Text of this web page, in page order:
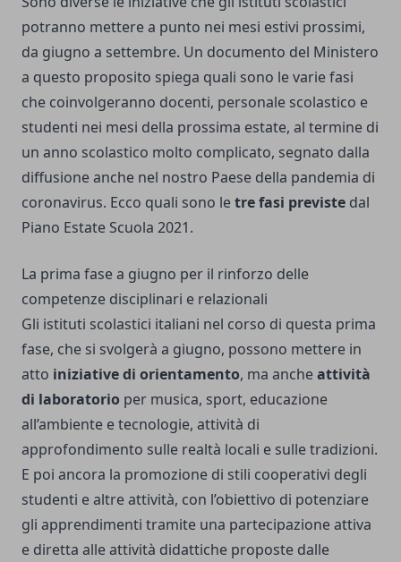
potranno mettere a punto nei mesi estivi prossimi,
da giugno a settembre. Un documento del Ministero
a questo proposito spiega quali sono le varie fasi
che coinvolgeranno docenti, personale scolastico e
studenti nei mesi della prossima estate, al termine di
un anno scolastico molto complicato, segnato dalla
diffusione anche nel nostro Paese della pandemia di
coronavirus. Ecco quali sono letre fasi previste dal
Piano Estate Scuola 2021.
La prima fase a giugno per il rinforzo delle
competenze disciplinari e relazionali
Gli istituti scolastici italiani nel corso di questa prima
fase, che si svolgerà a giugno, possono mettere in
atto iniziative di orientamento, ma ancheattività
di laboratorio per musica, sport, educazione
all’ambiente e tecnologie, attività di
approfondimento sulle realtà locali e sulle tradizioni.
E poi ancora la promozione di stili cooperativi degli
studenti e altre attività, con l’obiettivo di potenziare
gli apprendimenti tramite una partecipazione attiva
e diretta alle attività didattiche proposte dalle